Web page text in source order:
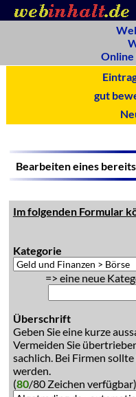
gut
Bearbeiten eines
Im folgenden Formular
Kategorie
=> eine neue
Überschrift
Geben Sie eine kurze
Vermeiden Sie
sachlich. Bei Firmen
werden.
(80/80 Zeichen verfügbar)